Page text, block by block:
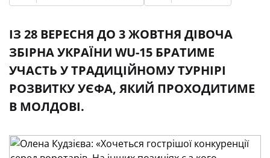
ІЗ 28 ВЕРЕСНЯ ДО 3 ЖОВТНЯ ДІВОЧА
ЗБІРНА УКРАЇНИ WU-15 БРАТИМЕ
УЧАСТЬ У ТРАДИЦІЙНОМУ ТУРНІРІ
РОЗВИТКУ УЄФА, ЯКИЙ ПРОХОДИТИМЕ
В МОЛДОВІ.